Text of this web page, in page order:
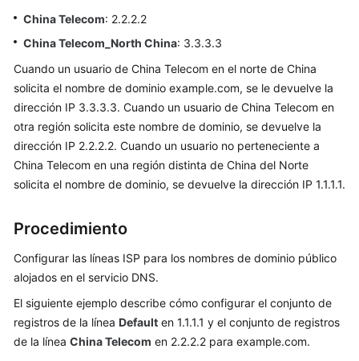
la
API
frecuentes
Actualmente,
el
contenido
no
en
el
idioma
Sugerimos
consultar
la
China Telecom: 2.2.2.2
China Telecom_North China: 3.3.3.3
Cuando un usuario de China Telecom en el norte de China
solicita el nombre de dominio example.com, se le devuelve la
dirección IP 3.3.3.3. Cuando un usuario de China Telecom en
otra región solicita este nombre de dominio, se devuelve la
dirección IP 2.2.2.2. Cuando un usuario no perteneciente a
China Telecom en una región distinta de China del Norte
solicita el nombre de dominio, se devuelve la dirección IP 1.1.1.1.
Procedimiento
Configurar las líneas ISP para los nombres de dominio público
alojados en el servicio DNS.
El siguiente ejemplo describe cómo configurar el conjunto de
registros de la línea Default en 1.1.1.1 y el conjunto de registros
de la línea China Telecom en 2.2.2.2 para example.com.